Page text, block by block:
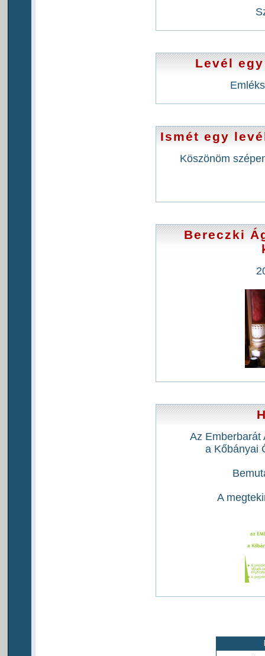
Levél
Ismét egy
Köszönöm
Bereczki
Az Emberbarát
a Kőbányai
A